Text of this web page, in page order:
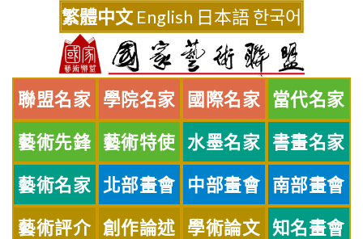
繁體中文 English 日本語한국어
聯盟名家 學院名家 國際名家 當代名家
藝術先鋒 藝術特使 水墨名家 書畫名家
藝術名家 北部畫會 中部畫會 南部畫會
藝術評介 創作論述 學術論文 知名畫會